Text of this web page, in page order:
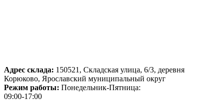
Адрес склада: 150521, Складская улица, 6/3, деревня
Корюково, Ярославский муниципальный округ
Режим работы: Понедельник-Пятница:
09:00-17:00